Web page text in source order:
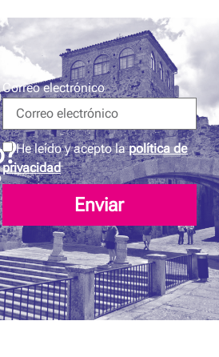
Correo electrónico
He leído y acepto lapolítica de
privacidad
Enviar